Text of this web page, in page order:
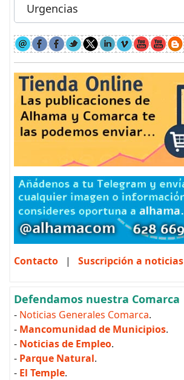
Urgencias
Contacto | Suscripción a noticias
Defendamos nuestra Comarca
- Noticias Generales Comarca.
- Mancomunidad de Municipios.
- Noticias de Empleo.
- Parque Natural.
- El Temple.